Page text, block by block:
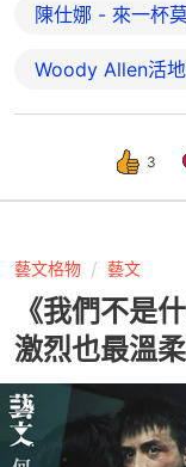
陳仕娜 - 來一杯
Woody Allen活
3
藝文格物 藝文
《我們不是
激烈也最溫